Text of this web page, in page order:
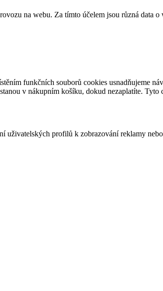
na webu. Za tímto účelem jsou různá data
funkčních souborů cookies usnadňujeme
v nákupním košíku, dokud nezaplatíte. Tyto
profilů k zobrazování reklamy